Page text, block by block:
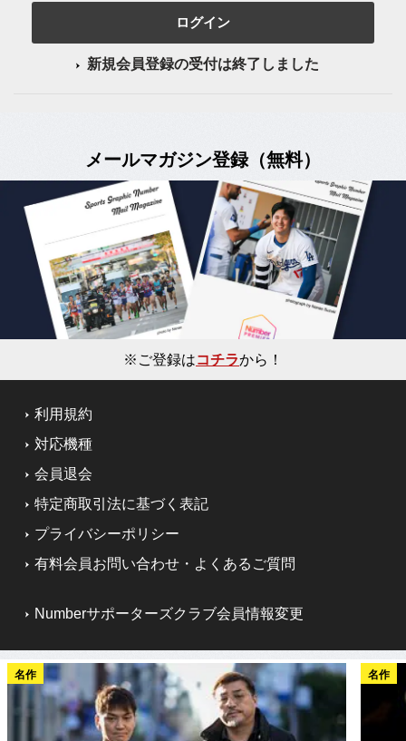
ログイン
新規会員登録の受付は終了しました
メールマガジン登録（無料）
※ご登録はコチラから！
利用規約
対応機種
会員退会
特定商取引法に基づく表記
プライバシーポリシー
有料会員お問い合わせ・よくあるご質問
Numberサポーターズクラブ会員情報変更
名作 名作